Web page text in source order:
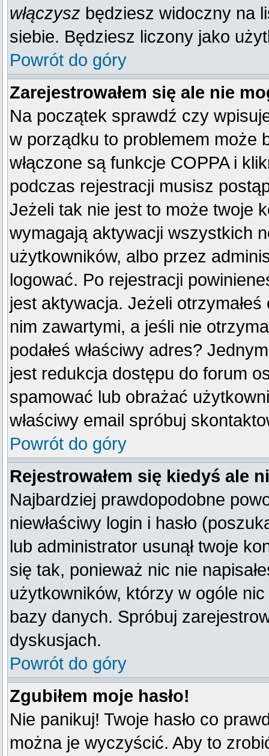
włączysz będziesz widoczny na
siebie. Będziesz liczony jako
Powrót do góry
Zarejestrowałem się ale nie
Na początek sprawdź czy
w porządku to problemem może
włączone są funkcje COPPA i
podczas rejestracji musisz
Jeżeli tak nie jest to może twoje
wymagają aktywacji wszystkich
użytkowników, albo przez
logować. Po rejestracji
jest aktywacja. Jeżeli
nim zawartymi, a jeśli nie
podałeś właściwy adres?
jest redukcja dostępu do forum
spamować lub obrażać
właściwy email spróbuj
Powrót do góry
Rejestrowałem się kiedyś ale
Najbardziej prawdopodobne
niewłaściwy login i hasło
lub administrator usunął twoje
się tak, ponieważ nic nie
użytkowników, którzy w ogóle
bazy danych. Spróbuj
dyskusjach.
Powrót do góry
Zgubiłem moje hasło!
Nie panikuj! Twoje hasło co
można je wyczyścić. Aby to